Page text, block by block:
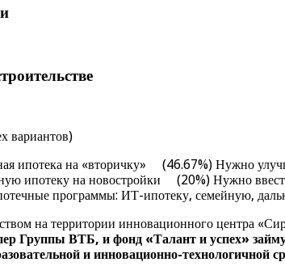
вариантов)
на «вторичку» (46.67%) Нужно
ипотеку на новостройки (20%) Нужно
программы: ИТ-ипотеку, семейную,
на территории инновационного центра
Группы ВТБ, и фонд «Талант и успех»
и инновационно-технологичной